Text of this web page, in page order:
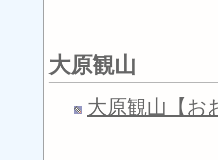
大原観山
大原観山【お